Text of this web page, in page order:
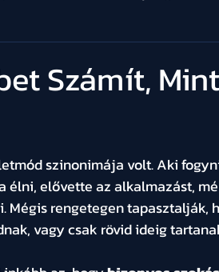
Számít,
szinonimája volt. Aki
élni, elővette az alkalmazást,
Mégis rengetegen tapasztalják,
vagy csak rövid ideig